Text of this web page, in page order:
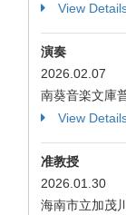
View
演奏
2026.02.07
南葵音楽文庫
View
准教授
2026.01.30
海南市立加茂